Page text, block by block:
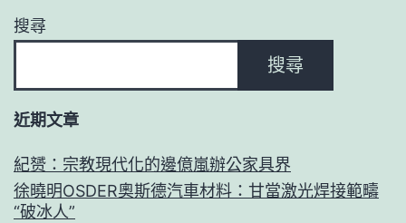
搜尋
搜尋
近期文章
紀赟：宗教現代化的邊億嵐辦公家具界
徐曉明OSDER奧斯德汽車材料：甘當激光焊接範疇
“破冰人”